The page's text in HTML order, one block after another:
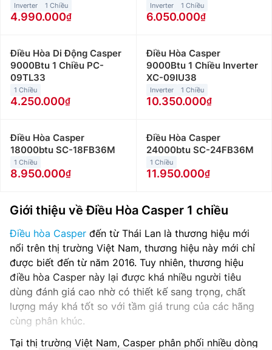
Inverter 1 Chiều
4.990.000
Inverter 1 Chiều
6.050.000
Điều Hòa Di Động Casper
9000Btu 1 Chiều PC-
09TL33
1 Chiều
4.250.000
Điều Hòa Casper
9000Btu 1 Chiều Inverter
XC-09IU38
Inverter 1 Chiều
10.350.000
Điều Hòa Casper
18000btu SC-18FB36M
1 Chiều
8.950.000
Điều Hòa Casper
24000btu SC-24FB36M
1 Chiều
11.950.000
Giới thiệu về Điều Hòa Casper 1 chiều
Điều hòa Casper đến từ Thái Lan là thương hiệu mới
nổi trên thị trường Việt Nam, thương hiệu này mới chỉ
được biết đến từ năm 2016. Tuy nhiên, thương hiệu
điều hòa Casper này lại được khá nhiều người tiêu
dùng đánh giá cao nhờ có thiết kế sang trọng, chất
lượng máy khá tốt so với tầm giá trung của các hãng
cùng phân khúc.
Tại thị trường Việt Nam, Casper phân phối nhiều dòng